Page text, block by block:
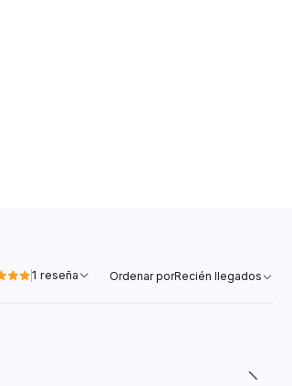
1 reseña Ordenar porRecién llegados